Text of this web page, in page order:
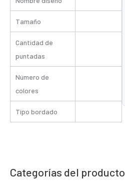
Tamaño
Cantidad de
puntadas
Número de
colores
Tipo bordado
Categorías del producto